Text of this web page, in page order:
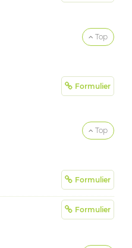
Formulier
Top
Formulier
Formulier
Top